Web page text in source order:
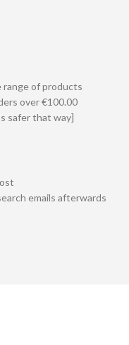
range of products
over €100.00
safer that way]
emails afterwards